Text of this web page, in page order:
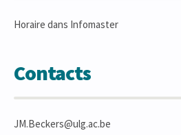
Horaire dans Infomaster
Contacts
JM.Beckers@ulg.ac.be